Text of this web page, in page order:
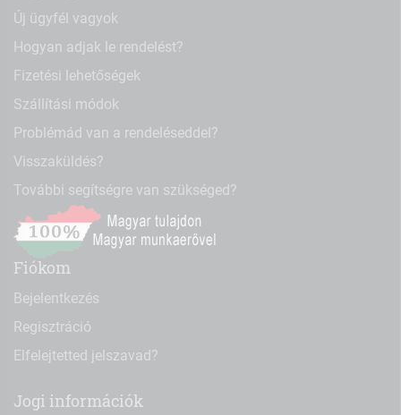
Új ügyfél vagyok
Hogyan adjak le rendelést?
Fizetési lehetőségek
Szállítási módok
Problémád van a rendeléseddel?
Visszaküldés?
További segítségre van szükséged?
Fiókom
Bejelentkezés
Regisztráció
Elfelejtetted jelszavad?
Jogi információk